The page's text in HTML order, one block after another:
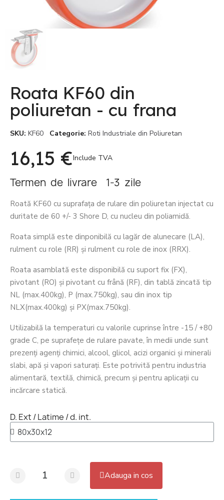
Roata KF60 din
poliuretan - cu frana
SKU KF60 Categorie Roti Industriale din Poliuretan
16,15 €Include TVA
Termen de livrare 1-3 zile
Roată KF60 cu suprafața de rulare din poliuretan injectat cu
duritate de 60 +/- 3 Shore D, cu nucleu din poliamidă.
Roata simplă este dinponibilă cu lagăr de alunecare (LA),
rulment cu role (RR) și rulment cu role de inox (RRX).
Roata asamblată este disponibilă cu suport fix (FX),
pivotant (RO) și pivotant cu frână (RF), din tablă zincată tip
NL (max.400kg), P (max.750kg), sau din inox tip
NLX(max.400kg) și PX(max.750kg).
Utilizabilă la temperaturi cu valorile cuprinse între -15 / +80
grade C, pe suprafețe de rulare pavate, în medii unde sunt
prezenți agenți chimici, alcool, glicol, acizi organici și minerali
slabi, apă și vapori saturați. Este potrivită pentru industria
alimentară, textilă, chimică, precum și pentru aplicații cu
incărcare statică.
D. Ext / Latime / d. int.
Adauga in cos